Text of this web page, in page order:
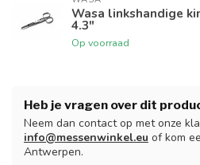
Wasa linkshandige
4.3"
Op voorraad
Heb je vragen over dit
Neem dan contact op met onze
info@messenwinkel.eu of kom
Antwerpen.